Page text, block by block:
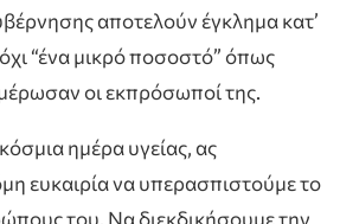
αποτελούν έγκλημα κατ’
“ένα μικρό ποσοστό” όπως
οι εκπρόσωποί της.
ημέρα υγείας, ας
ευκαιρία να υπερασπιστούμε το
του. Να διεκδικήσουμε την